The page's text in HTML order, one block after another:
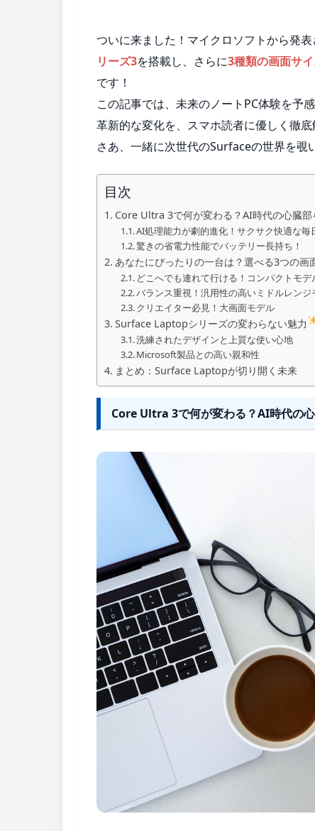
ついに来ました！マイクロソフトから発
リーズ3を搭載し、さらに3種類の画面サ
です！
この記事では、未来のノートPC体験を
革新的な変化を、スマホ読者に優しく徹底
さあ、一緒に次世代のSurfaceの世界を覗
目次
Core Ultra 3で何が変わる？AI時代の心臓部
AI処理能力が劇的進化！サクサク快適な毎
驚きの省電力性能でバッテリー長持ち！
あなたにぴったりの一台は？選べる3つの画
どこへでも連れて行ける！コンパクトモデ
バランス重視！汎用性の高いミドルレンジ
クリエイター必見！大画面モデル
Surface Laptopシリーズの変わらない魅力
洗練されたデザインと上質な使い心地
Microsoft製品との高い親和性
まとめ：Surface Laptopが切り開く未来
Core Ultra 3で何が変わる？AI時代の心